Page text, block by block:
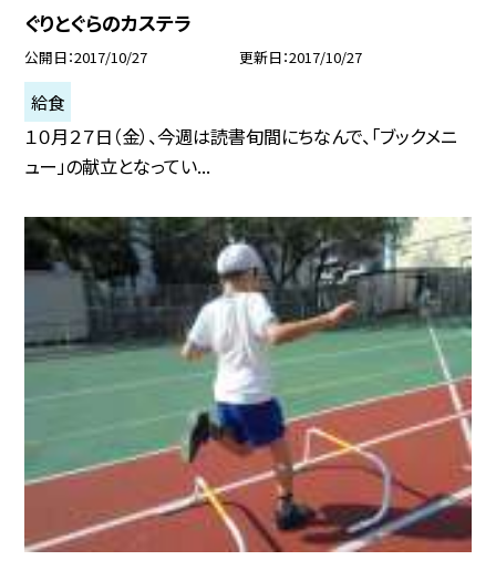
ぐりとぐらのカステラ
公開日 2017/10/27 更新日 2017/10/27
給食
１０月２７日（金）、今週は読書旬間にちなんで、「ブックメニ
ュー」の献立となってい...